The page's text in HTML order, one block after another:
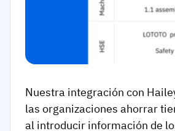
Nuestra integración con
las organizaciones ahorrar
al introducir información de